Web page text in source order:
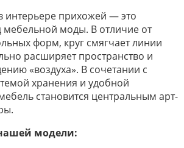
интерьере прихожей — это
мебельной моды. В отличие от
форм, круг смягчает линии
расширяет пространство и
«воздуха». В сочетании с
хранения и удобной
становится центральным арт-
модели: